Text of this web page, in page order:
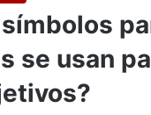
se usan